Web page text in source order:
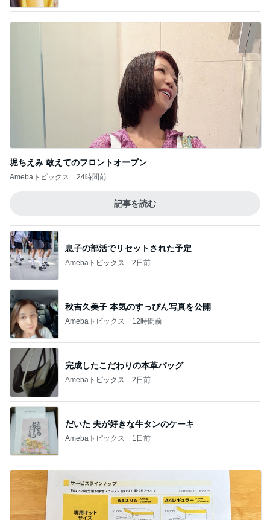
堀ちえみ 敢えてのフロントオープン
Amebaトピックス 24時間前
記事を読む
息子の部活でリセットされた予定
Amebaトピックス 2日前
秋吉久美子 本気のすっぴん写真を公開
Amebaトピックス 12時間前
完成したこだわりの本革バッグ
Amebaトピックス 2日前
だいた 夫が好きな牛タンのケーキ
Amebaトピックス 1日前